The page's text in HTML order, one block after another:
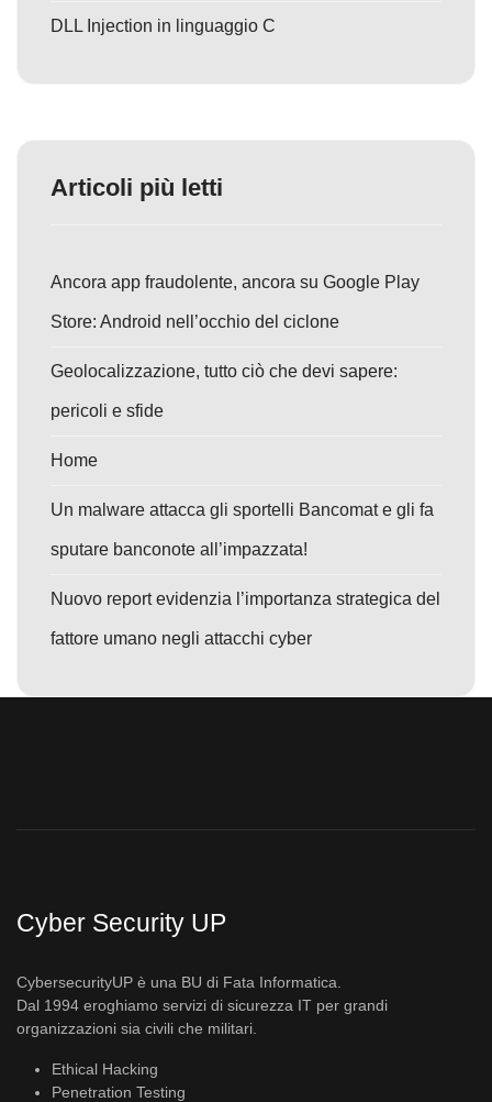
DLL Injection in linguaggio C
Articoli più letti
Ancora app fraudolente, ancora su Google Play
Store: Android nell’occhio del ciclone
Geolocalizzazione, tutto ciò che devi sapere:
pericoli e sfide
Home
Un malware attacca gli sportelli Bancomat e gli fa
sputare banconote all’impazzata!
Nuovo report evidenzia l’importanza strategica del
fattore umano negli attacchi cyber
Cyber Security UP
CybersecurityUP è una BU di Fata Informatica.
Dal 1994 eroghiamo servizi di sicurezza IT per grandi
organizzazioni sia civili che militari.
Ethical Hacking
Penetration Testing